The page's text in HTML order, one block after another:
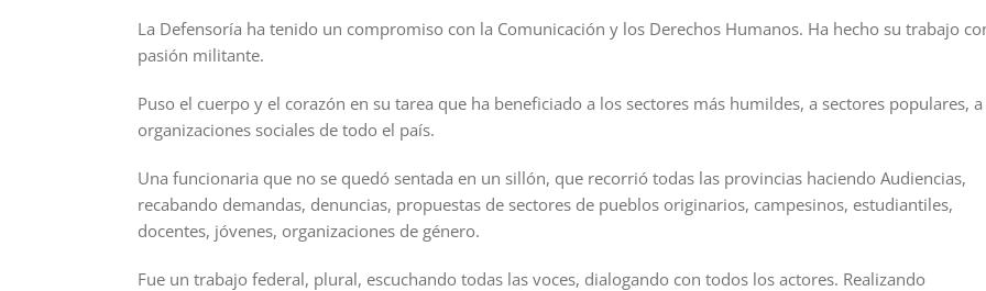
La Defensoría ha tenido un compromiso con la Comunicación y los Derechos Humanos. Ha hecho su trabajo
pasión militante.
Puso el cuerpo y el corazón en su tarea que ha beneficiado a los sectores más humildes, a sectores populares, a
organizaciones sociales de todo el país.
Una funcionaria que no se quedó sentada en un sillón, que recorrió todas las provincias haciendo Audiencias,
recabando demandas, denuncias, propuestas de sectores de pueblos originarios, campesinos, estudiantiles,
docentes, jóvenes, organizaciones de género.
Fue un trabajo federal, plural, escuchando todas las voces, dialogando con todos los actores. Realizando